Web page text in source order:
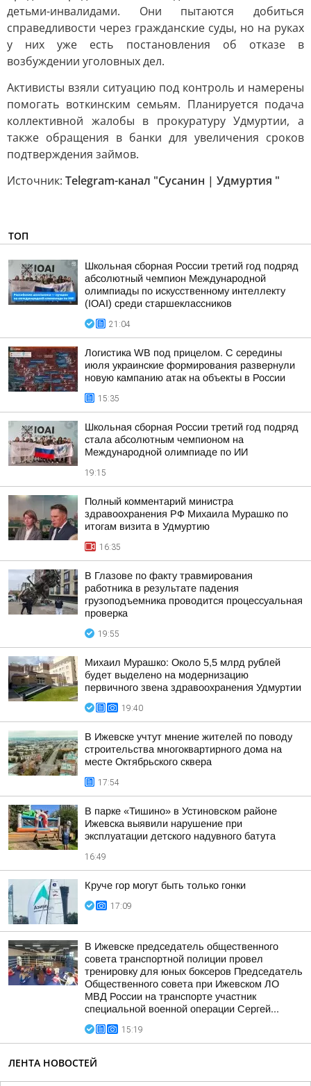
детьми-инвалидами. Они пытаются добиться
справедливости через гражданские суды, но на руках
у них уже есть постановления об отказе в
возбуждении уголовных дел.
Активисты взяли ситуацию под контроль и намерены
помогать воткинским семьям. Планируется подача
коллективной жалобы в прокуратуру Удмуртии, а
также обращения в банки для увеличения сроков
подтверждения займов.
Источник: Telegram-канал "Сусанин | Удмуртия "
ТОП
Школьная сборная России третий год подряд
абсолютный чемпион Международной
олимпиады по искусственному интеллекту
(IOAI) среди старшеклассников
21:04
Логистика WB под прицелом. С середины
июля украинские формирования развернули
новую кампанию атак на объекты в России
15:35
Школьная сборная России третий год подряд
стала абсолютным чемпионом на
Международной олимпиаде по ИИ
19:15
Полный комментарий министра
здравоохранения РФ Михаила Мурашко по
итогам визита в Удмуртию
16:35
В Глазове по факту травмирования
работника в результате падения
грузоподъемника проводится процессуальная
проверка
19:55
Михаил Мурашко: Около 5,5 млрд рублей
будет выделено на модернизацию
первичного звена здравоохранения Удмуртии
19:40
В Ижевске учтут мнение жителей по поводу
строительства многоквартирного дома на
месте Октябрьского сквера
17:54
В парке «Тишино» в Устиновском районе
Ижевска выявили нарушение при
эксплуатации детского надувного батута
16:49
Круче гор могут быть только гонки
17:09
В Ижевске председатель общественного
совета транспортной полиции провел
тренировку для юных боксеров Председатель
Общественного совета при Ижевском ЛО
МВД России на транспорте участник
специальной военной операции Сергей...
15:19
ЛЕНТА НОВОСТЕЙ